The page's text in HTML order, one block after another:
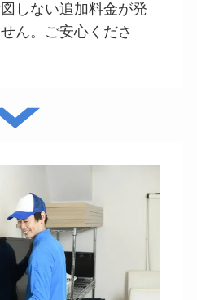
しない追加料金が発
ん。ご安心くださ